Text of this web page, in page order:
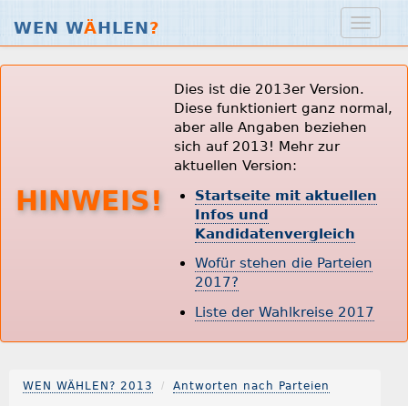
WEN WÄHLEN?
HINWEIS!
Dies ist die 2013er Version.
Diese funktioniert ganz normal,
aber alle Angaben beziehen
sich auf 2013! Mehr zur
aktuellen Version:
Startseite mit aktuellen
Infos und
Kandidatenvergleich
Wofür stehen die Parteien
2017?
Liste der Wahlkreise 2017
WEN WÄHLEN? 2013 Antworten nach Parteien